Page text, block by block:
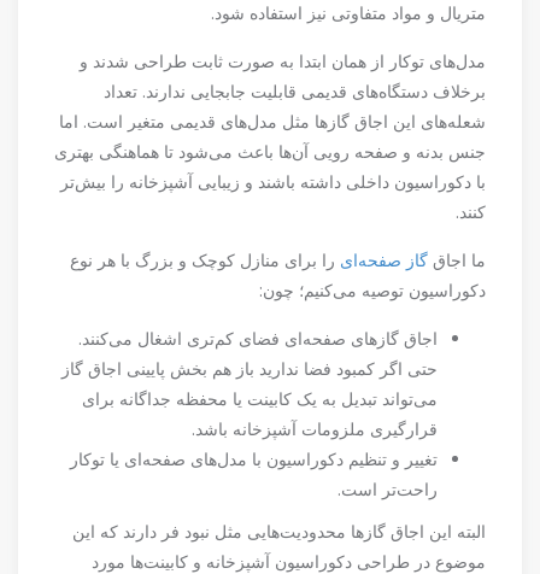
متریال و مواد متفاوتی نیز استفاده شود.
مدل‌های توکار از همان ابتدا به صورت ثابت طراحی شدند و
برخلاف دستگاه‌های قدیمی قابلیت جابجایی ندارند. تعداد
شعله‌های این اجاق گازها مثل مدل‌های قدیمی متغیر است. اما
جنس بدنه و صفحه رویی آن‌ها باعث می‌شود تا هماهنگی بهتری
با دکوراسیون داخلی داشته باشند و زیبایی آشپزخانه را بیش‌تر
کنند.
ما اجاق گاز صفحه‌ای را برای منازل کوچک و بزرگ با هر نوع
دکوراسیون توصیه می‌کنیم؛ چون:
اجاق گازهای صفحه‌ای فضای کم‌تری اشغال می‌کنند.
حتی اگر کمبود فضا ندارید باز هم بخش پایینی اجاق گاز
می‌تواند تبدیل به یک کابینت یا محفظه جداگانه برای
قرارگیری ملزومات آشپزخانه باشد.
تغییر و تنظیم دکوراسیون با مدل‌های صفحه‌ای یا توکار
راحت‌تر است.
البته این اجاق گازها محدودیت‌هایی مثل نبود فر دارند که این
موضوع در طراحی دکوراسیون آشپزخانه و کابینت‌ها مورد